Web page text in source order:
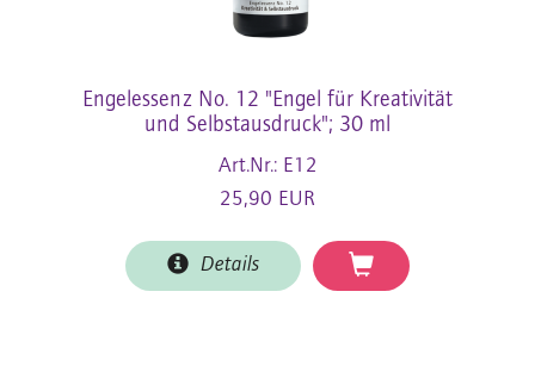
Engelessenz No. 12 "Engel für Kreativität
und Selbstausdruck"; 30 ml
Art.Nr.: E12
25,90 EUR
Details